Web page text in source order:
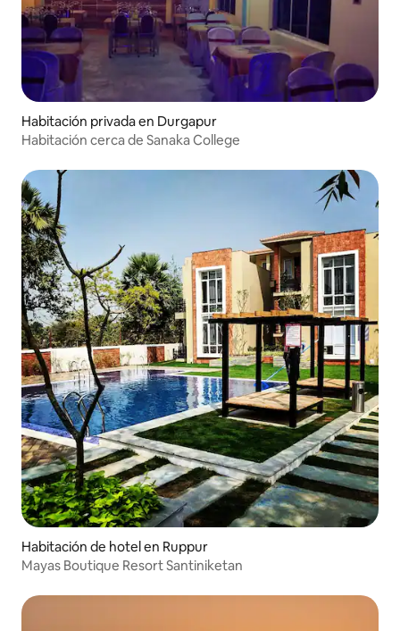
Habitación privada en Durgapur
Habitación cerca de Sanaka College
Habitación de hotel en Ruppur
Mayas Boutique Resort Santiniketan